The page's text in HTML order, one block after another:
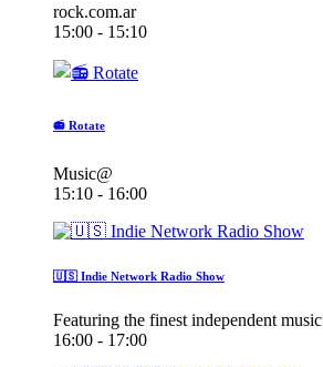
rock.com.ar
15:00 - 15:10
📻 Rotate
Music@
15:10 - 16:00
🇺🇸 Indie Network Radio Show
Featuring the finest independent music
16:00 - 17:00